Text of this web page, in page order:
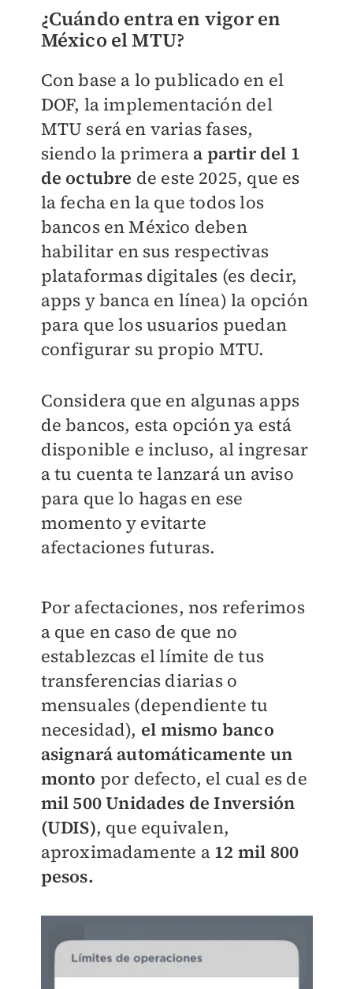
¿Cuándo entra en vigor en
México el MTU?
Con base a lo publicado en el
DOF, la implementación del
MTU será en varias fases,
siendo la primera a partir del 1
de octubre de este 2025, que es
la fecha en la que todos los
bancos en México deben
habilitar en sus respectivas
plataformas digitales (es decir,
apps y banca en línea) la opción
para que los usuarios puedan
configurar su propio MTU.
Considera que en algunas apps
de bancos, esta opción ya está
disponible e incluso, al ingresar
a tu cuenta te lanzará un aviso
para que lo hagas en ese
momento y evitarte
afectaciones futuras.
Por afectaciones, nos referimos
a que en caso de que no
establezcas el límite de tus
transferencias diarias o
mensuales (dependiente tu
necesidad), el mismo banco
asignará automáticamente un
monto por defecto, el cual es de
mil 500 Unidades de Inversión
(UDIS), que equivalen,
aproximadamente a 12 mil 800
pesos.